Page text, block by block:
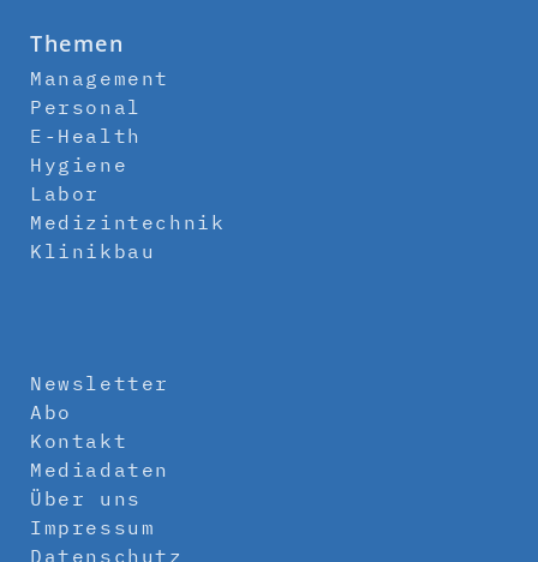
Themen
Management
Personal
E-Health
Hygiene
Labor
Medizintechnik
Klinikbau
Newsletter
Abo
Kontakt
Mediadaten
Über uns
Impressum
Datenschutz